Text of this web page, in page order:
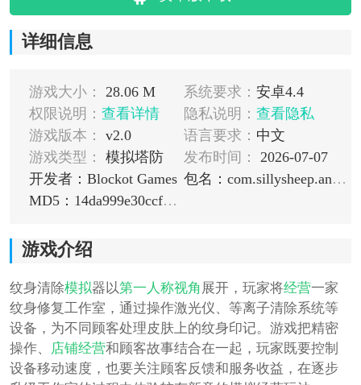
详细信息
游戏大小： 28.06 M 系统要求： 安卓4.4
权限说明： 查看详情 隐私说明： 查看隐私
游戏版本：
v2.0 语言要求： 中文
游戏类型：
模拟塔防 发布时间：
2026-07-07
开发者：Blockot Games
包名：com.sillysheep.android.xtattooremoval
MD5：14da999e30ccf7c95f9132536c28b2a9
游戏介绍
纹身清除模拟器以第一人称视角 展开，玩家将经营一家
纹身修复工作室，通过操作激光仪、等离子清除系统等
设备，为不同顾客处理皮肤上的纹身印记。游戏把精密
操作、
店铺经营和顾客故事结合在一起，玩家既要控制
设备移动速度，也要关注顾客反馈和服务收益，在逐步